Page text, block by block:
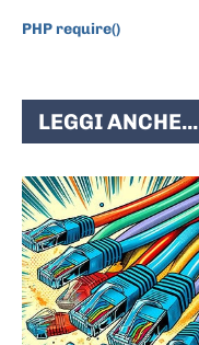
PHP require()
LEGGI ANCHE...